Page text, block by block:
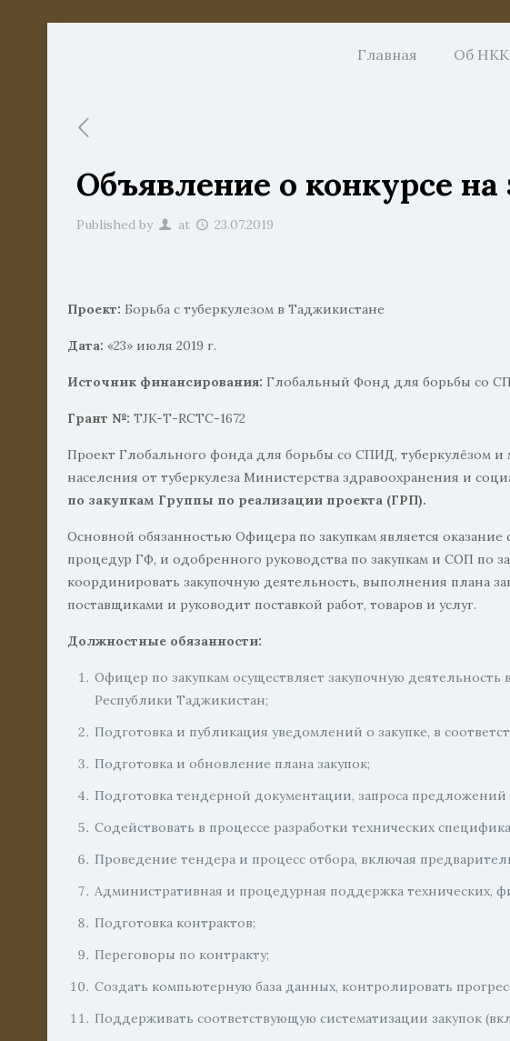
Главная Об НКК
Объявление о конкурсе
Published by at 23.07.2019
Проект: Борьба с туберкулезом в Таджикистане
Дата:«23» июля 2019 г.
Источник финансирования: Глобальный Фонд для борьбы со
Грант №: TJK-Т-RCTC-1672
Проект Глобального фонда для борьбы со СПИД, туберкулёзом
населения от туберкулеза Министерства здравоохранения и
по закупкам Группы по реализации проекта (ГРП).
Основной обязанностью Офицера по закупкам является
процедур ГФ, и одобренного руководства по закупкам и СОП по
координировать закупочную деятельность, выполнения плана
поставщиками и руководит поставкой работ, товаров и услуг.
Должностные обязанности:
Офицер по закупкам осуществляет закупочную
Республики Таджикистан;
Подготовка и публикация уведомлений о закупке, в
Подготовка и обновление плана закупок;
Подготовка тендерной документации, запроса предложений
Содействовать в процессе разработки технических
Проведение тендера и процесс отбора, включая
Административная и процедурная поддержка технических,
Подготовка контрактов;
Переговоры по контракту;
Создать компьютерную база данных, контролировать
Поддерживать соответствующую систематизации закупок